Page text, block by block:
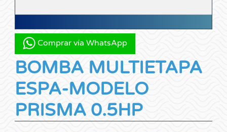
Comprar vía WhatsApp
BOMBA MULTIETAPA
ESPA-MODELO
PRISMA 0.5HP